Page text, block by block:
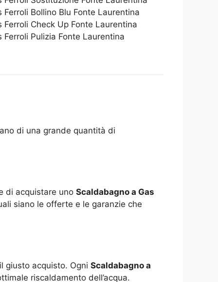
Ferroli Bollino Blu Fonte Laurentina
Ferroli Check Up Fonte Laurentina
Ferroli Pulizia Fonte Laurentina
di una grande quantità di
di acquistare uno Scaldabagno a Gas
siano le offerte e le garanzie che
giusto acquisto. Ogni Scaldabagno a
riscaldamento dell’acqua.